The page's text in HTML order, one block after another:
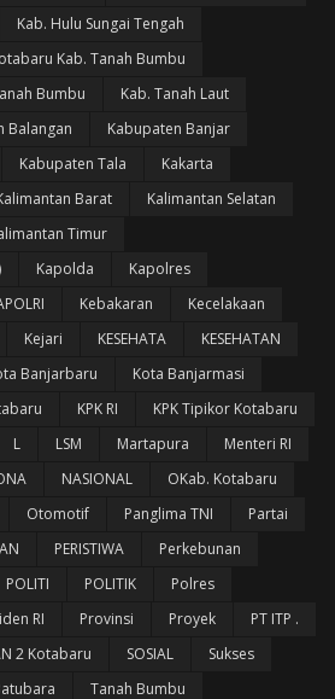
Kab. Hulu Sungai Tengah
Kab. Tanah Bumbu
Bumbu
Kab. Tanah Laut
Balangan
Kabupaten Banjar
Kabupaten Tala
Kakarta
Barat
Kalimantan Selatan
Timur
Kapolda
Kapolres
Kebakaran
Kecelakaan
Kejari KESEHATA
KESEHATAN
Banjarbaru
Kota Banjarmasi
KPK RI
KPK Tipikor Kotabaru
L LSM Martapura
Menteri RI
NASIONAL
OKab. Kotabaru
Otomotif Panglima TNI
Partai
PERISTIWA
Perkebunan
POLITI POLITIK
Polres
RI Provinsi Proyek
PT ITP .
2 Kotabaru SOSIAL
Sukses
Tanah Bumbu